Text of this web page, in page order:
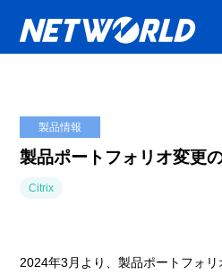
製品情報
製品ポートフォリオ変更
Citrix
2024年3月より、製品ポートフォ